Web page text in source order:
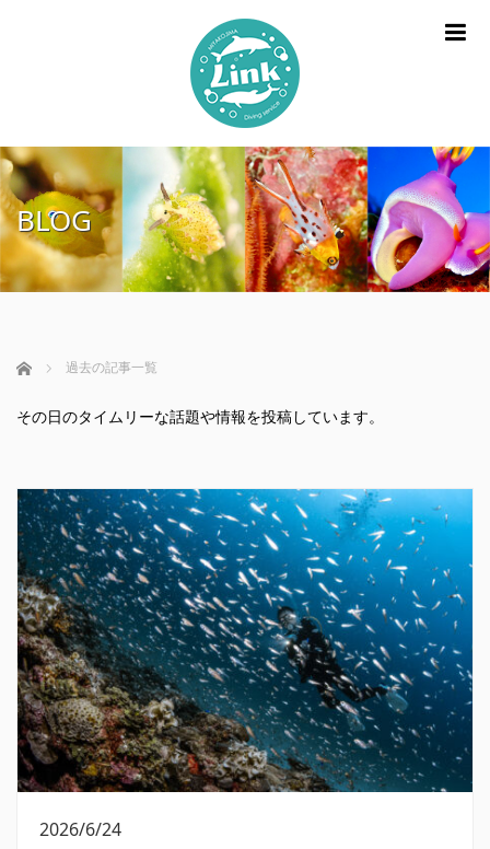
BLOG
ホーム 過去の記事一覧
その日のタイムリーな話題や情報を投稿しています。
2026/6/24